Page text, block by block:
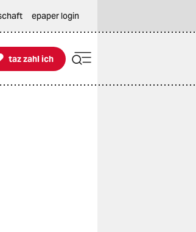
epaper login
zahl ich
taz zahl ich